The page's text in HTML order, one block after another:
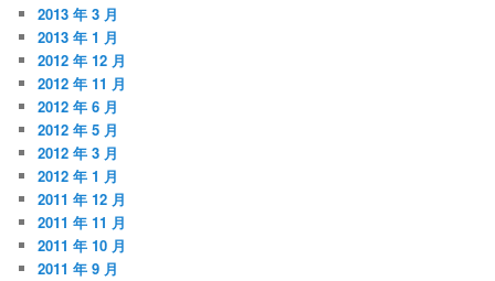
2013 年 3 月
2013 年 1 月
2012 年 12 月
2012 年 11 月
2012 年 6 月
2012 年 5 月
2012 年 3 月
2012 年 1 月
2011 年 12 月
2011 年 11 月
2011 年 10 月
2011 年 9 月